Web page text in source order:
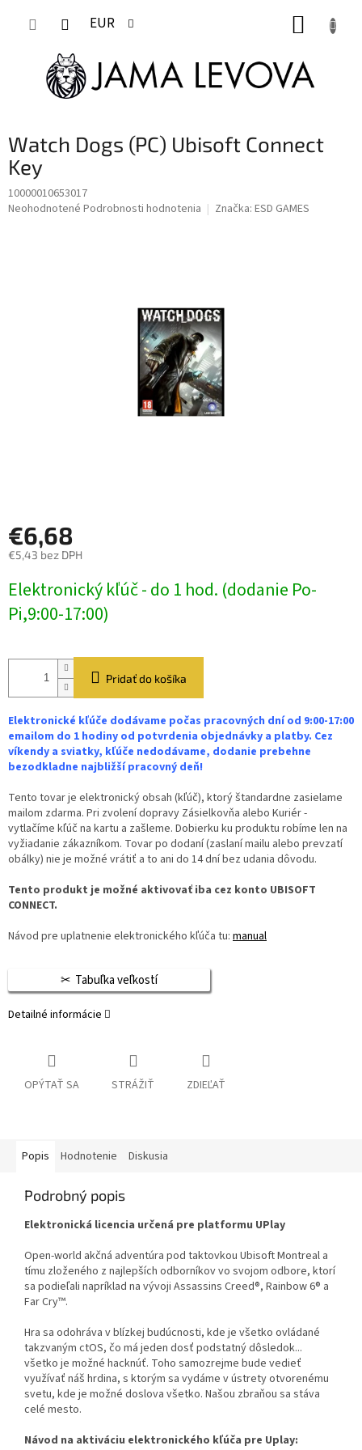
EUR
Watch Dogs (PC) Ubisoft Connect
Key
10000010653017
Priemerné
Neohodnotené Podrobnosti hodnotenia Značka: ESD GAMES
€6,68
€5,43 bez DPH
cena:
Elektronický kľúč - do 1 hod. (dodanie Po-
Pi,9:00-17:00)
Pridať do košíka
Elektronické kľúče dodávame počas pracovných dní od 9:00-17:00
emailom do 1 hodiny od potvrdenia objednávky a platby. Cez
víkendy a sviatky, kľúče nedodávame, dodanie prebehne
bezodkladne najbližší pracovný deň!
Tento tovar je elektronický obsah (kľúč), ktorý štandardne zasielame
mailom zdarma. Pri zvolení dopravy Zásielkovňa alebo Kuriér -
vytlačíme kľúč na kartu a zašleme. Dobierku ku produktu robíme len na
vyžiadanie zákazníkom. Tovar po dodaní (zaslaní mailu alebo prevzatí
obálky) nie je možné vrátiť a to ani do 14 dní bez udania dôvodu.
Tento produkt je možné aktivovať iba cez konto UBISOFT
CONNECT.
Návod pre uplatnenie elektronického kľúča tu: manual
Tabuľka veľkostí
Detailné informácie
OPÝTAŤ SA STRÁŽIŤ ZDIEĽAŤ
Popis Hodnotenie Diskusia
Podrobný popis
Elektronická licencia určená pre platformu UPlay
Open-world akčná adventúra pod taktovkou Ubisoft Montreal a
tímu zloženého z najlepších odborníkov vo svojom odbore, ktorí
sa podieľali napríklad na vývoji Assassins Creed®, Rainbow 6® a
Far Cry™.
Hra sa odohráva v blízkej budúcnosti, kde je všetko ovládané
takzvaným ctOS, čo má jeden dosť podstatný dôsledok...
všetko je možné hacknúť. Toho samozrejme bude vedieť
využívať náš hrdina, s ktorým sa vydáme v ústrety otvorenému
svetu, kde je možné doslova všetko. Našou zbraňou sa stáva
celé mesto.
Návod na aktiváciu elektronického kľúča pre Uplay: